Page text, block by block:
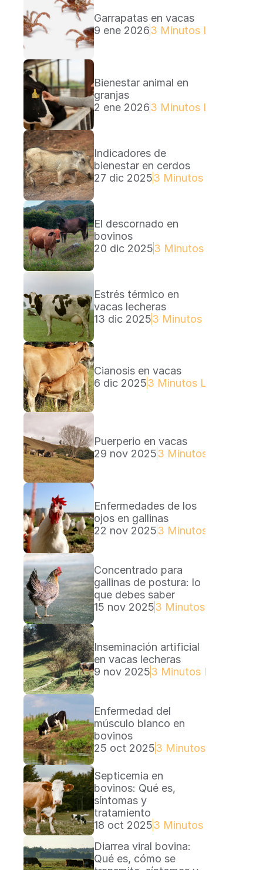
Garrapatas en vacas
9 ene 20263 Minutos Lectura
Bienestar animal en
granjas
2 ene 20263 Minutos Lectura
Indicadores de
bienestar en cerdos
27 dic 20253 Minutos Lectura
El descornado en
bovinos
20 dic 20253 Minutos Lectura
Estrés térmico en
vacas lecheras
13 dic 20253 Minutos Lectura
Cianosis en vacas
6 dic 20253 Minutos Lectura
Puerperio en vacas
29 nov 20253 Minutos Lectura
Enfermedades de los
ojos en gallinas
22 nov 20253 Minutos Lectura
Concentrado para
gallinas de postura: lo
que debes saber
15 nov 20253 Minutos Lectura
Inseminación artificial
en vacas lecheras
9 nov 20253 Minutos Lectura
Enfermedad del
músculo blanco en
bovinos
25 oct 20253 Minutos Lectura
Septicemia en
bovinos: Qué es,
síntomas y
tratamiento
18 oct 20253 Minutos Lectura
Diarrea viral bovina:
Qué es, cómo se